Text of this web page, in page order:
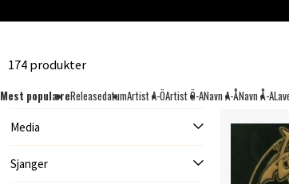
174 produkter
Mest populæreReleasedatumArtist A-ÖArtist Ö-ANavn A-ÅNavn Å-A
Media
Sjanger